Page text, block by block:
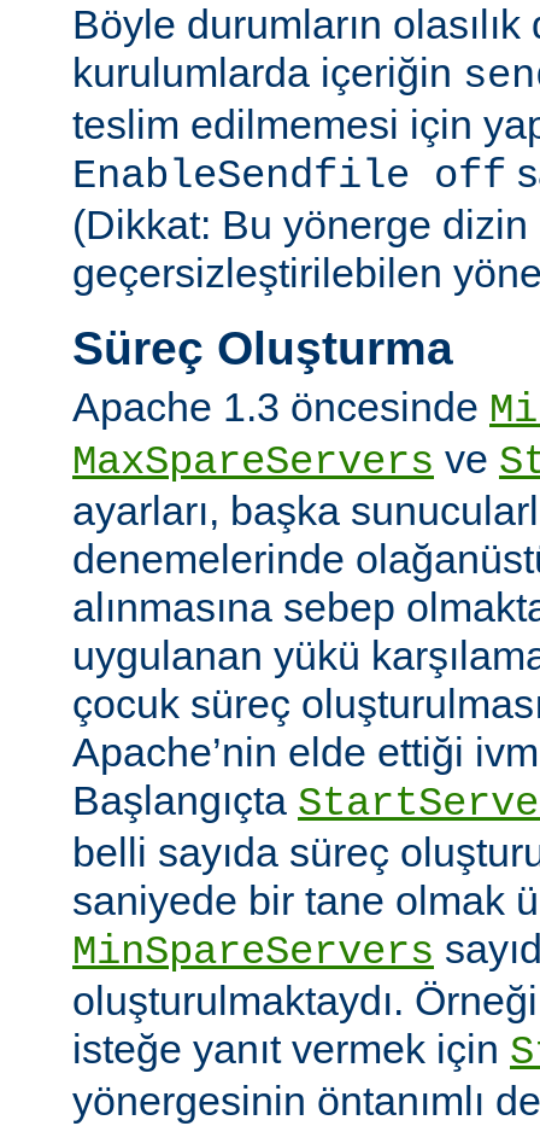
Böyle durumların
kurulumlarda içeriğin
teslim edilmemesi için
EnableSendfile off
(Dikkat: Bu yönerge
geçersizleştirilebilen
Süreç Oluşturma
Apache 1.3 öncesinde
MaxSpareServers ve
ayarları, başka
denemelerinde
alınmasına sebep
uygulanan yükü
çocuk süreç
Apache’nin elde ettiği
Başlangıçta
belli sayıda süreç
saniyede bir tane olmak
MinSpareServers
oluşturulmaktaydı.
isteğe yanıt vermek için
yönergesinin öntanımlı